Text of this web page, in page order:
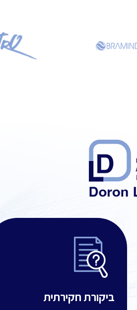
ביקורת חקירתית